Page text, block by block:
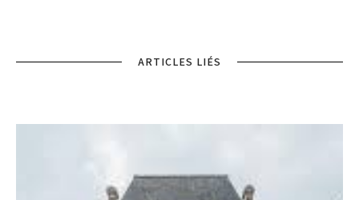
ARTICLES LIÉS